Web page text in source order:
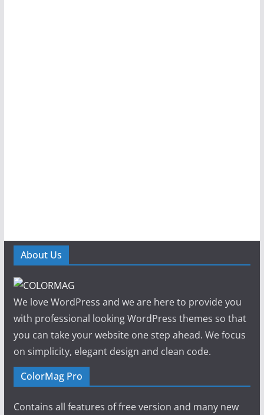
About Us
We love WordPress and we are here to provide you
with professional looking WordPress themes so that
you can take your website one step ahead. We focus
on simplicity, elegant design and clean code.
ColorMag Pro
Contains all features of free version and many new